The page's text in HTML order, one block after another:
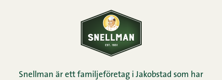
Snellman är ett familjeföretag i Jakobstad som har